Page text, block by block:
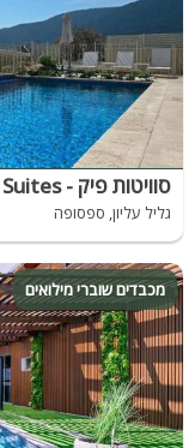
סוויטות פיק - Peak Boutique Suites
גליל עליון, ספסופה
מכבדים שוברי מילואים